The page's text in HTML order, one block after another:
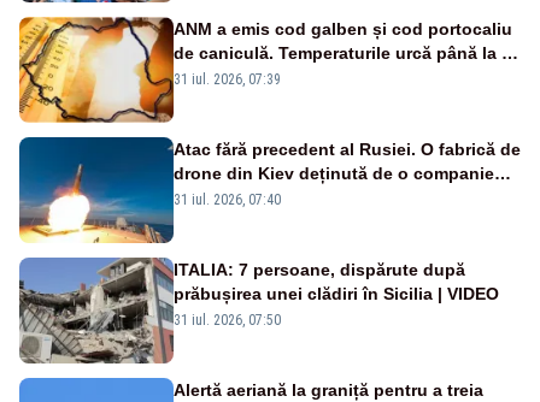
ANM a emis cod galben și cod portocaliu
de caniculă. Temperaturile urcă până la 38
de grade, iar nopțile devin tropicale
31 iul. 2026, 07:39
Atac fără precedent al Rusiei. O fabrică de
drone din Kiev deținută de o companie
americană, distrusă de o rachetă
31 iul. 2026, 07:40
ITALIA: 7 persoane, dispărute după
prăbușirea unei clădiri în Sicilia | VIDEO
31 iul. 2026, 07:50
Alertă aeriană la graniță pentru a treia